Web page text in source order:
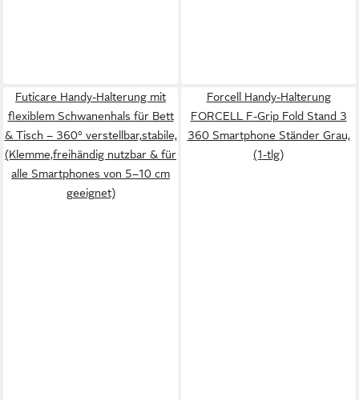
Futicare Handy-Halterung mit
flexiblem Schwanenhals für Bett
& Tisch – 360° verstellbar,stabile,
(Klemme,freihändig nutzbar & für
alle Smartphones von 5–10 cm
geeignet)
Forcell Handy-Halterung
FORCELL F-Grip Fold Stand 3
360 Smartphone Ständer Grau,
(1-tlg)